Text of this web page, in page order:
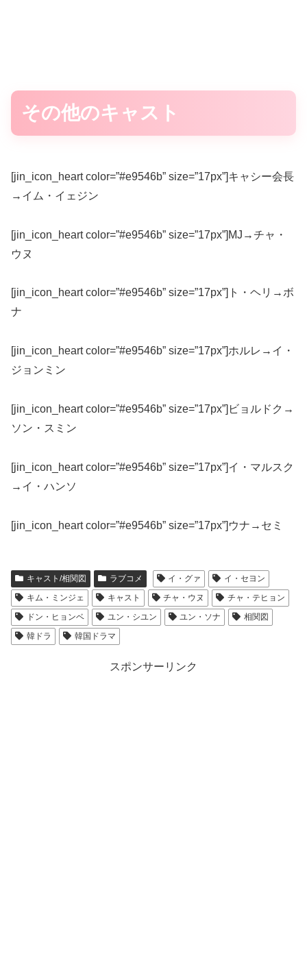
その他のキャスト
[jin_icon_heart color=”#e9546b” size=”17px”]キャシー会長
→イム・イェジン
[jin_icon_heart color=”#e9546b” size=”17px”]MJ→チャ・
ウヌ
[jin_icon_heart color=”#e9546b” size=”17px”]ト・ヘリ→ボ
ナ
[jin_icon_heart color=”#e9546b” size=”17px”]ホルレ→イ・
ジョンミン
[jin_icon_heart color=”#e9546b” size=”17px”]ビョルドク→
ソン・スミン
[jin_icon_heart color=”#e9546b” size=”17px”]イ・マルスク
→イ・ハンソ
[jin_icon_heart color=”#e9546b” size=”17px”]ウナ→セミ
キャスト/相関図 ラブコメ イ・グァ
イ・セヨン
キム・ミンジェ
キャスト チャ・ウヌ
チャ・テヒョン
ドン・ヒョンベ
ユン・シユン ユン・ソナ
相関図
韓ドラ
韓国ドラマ
スポンサーリンク